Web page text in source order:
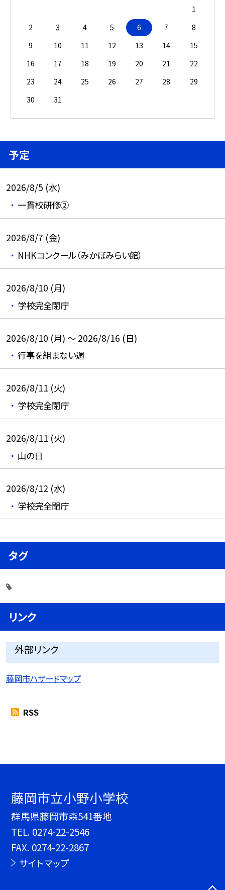
1
2
3 4 5 6 7
8
9
10 11 12 13 14
15
16
17 18 19 20 21
22
23
24 25 26 27 28
29
30
31
予定
2026/8/5 (水)
一貫校研修②
2026/8/7 (金)
NHKコンクール（みかぼみらい館）
2026/8/10 (月)
学校完全閉庁
2026/8/10 (月) ～ 2026/8/16 (日)
行事を組まない週
2026/8/11 (火)
学校完全閉庁
2026/8/11 (火)
山の日
2026/8/12 (水)
学校完全閉庁
タグ
リンク
外部リンク
藤岡市ハザードマップ
RSS
藤岡市立小野小学校
群馬県藤岡市森541番地
TEL. 0274-22-2546
FAX. 0274-22-2867
サイトマップ